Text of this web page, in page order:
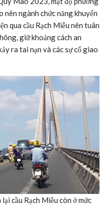
nên ngành chức năng khuyến
qua cầu Rạch Miễu nên tuân
giữ khoảng cách an
ra tai nạn và các sự cố giao
cầu Rạch Miễu còn ở mức